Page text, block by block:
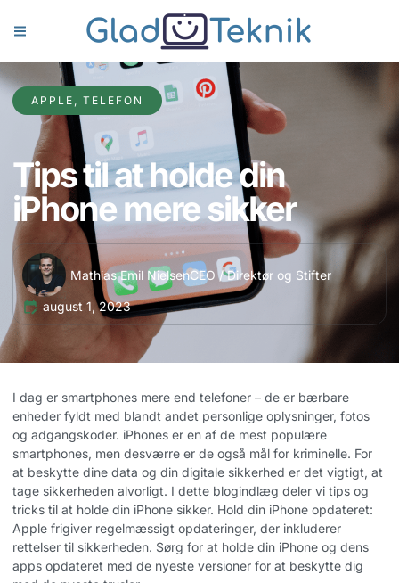
APPLE , TELEFON
Tips til at holde din
iPhone mere sikker
Mathias Emil NielsenCEO / Direktør og Stifter
august 1, 2023
I dag er smartphones mere end telefoner – de er bærbare
enheder fyldt med blandt andet personlige oplysninger, fotos
og adgangskoder. iPhones er en af de mest populære
smartphones, men desværre er de også mål for kriminelle. For
at beskytte dine data og din digitale sikkerhed er det vigtigt, at
tage sikkerheden alvorligt. I dette blogindlæg deler vi tips og
tricks til at holde din iPhone sikker. Hold din iPhone opdateret:
Apple frigiver regelmæssigt opdateringer, der inkluderer
rettelser til sikkerheden. Sørg for at holde din iPhone og dens
apps opdateret med de nyeste versioner for at beskytte dig